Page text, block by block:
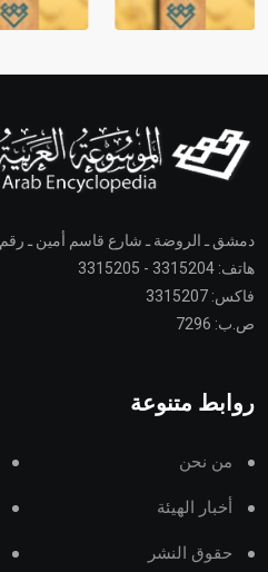
دمشق ـ الروضة ـ شارع قاسم أمين ـ رقم 39
هاتف: 3315204 - 3315205
فاكس: 3315207
ص.ب: 7296
روابط متنوعة
من نحن
أخبار الهيئة
حقوق النشر